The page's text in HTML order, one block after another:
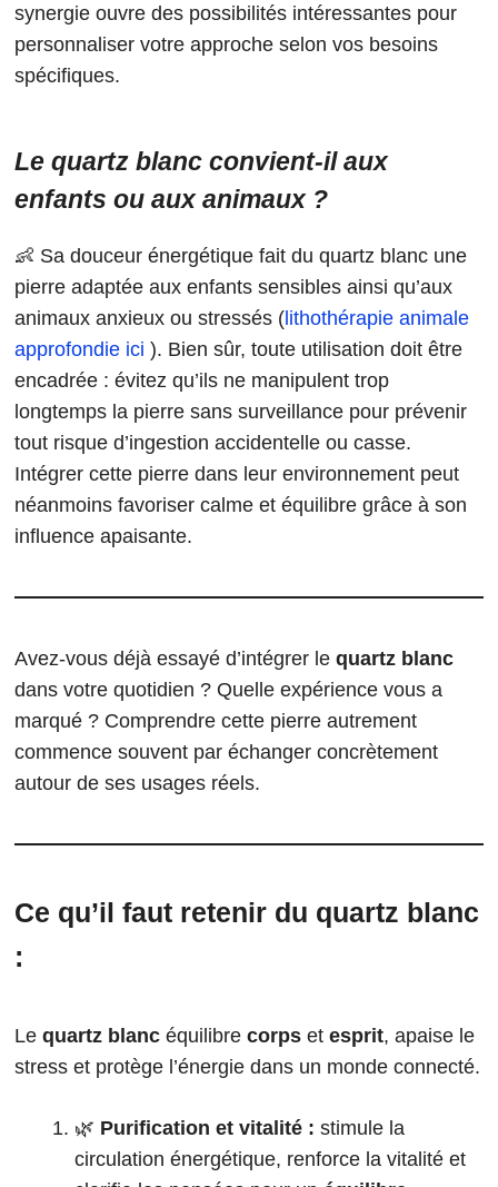
synergie ouvre des possibilités intéressantes pour
personnaliser votre approche selon vos besoins
spécifiques.
Le quartz blanc convient-il aux
enfants ou aux animaux ?
👶 Sa douceur énergétique fait du quartz blanc une
pierre adaptée aux enfants sensibles ainsi qu’aux
animaux anxieux ou stressés (lithothérapie animale
approfondie ici ). Bien sûr, toute utilisation doit être
encadrée : évitez qu’ils ne manipulent trop
longtemps la pierre sans surveillance pour prévenir
tout risque d’ingestion accidentelle ou casse.
Intégrer cette pierre dans leur environnement peut
néanmoins favoriser calme et équilibre grâce à son
influence apaisante.
Avez-vous déjà essayé d’intégrer le quartz blanc
dans votre quotidien ? Quelle expérience vous a
marqué ? Comprendre cette pierre autrement
commence souvent par échanger concrètement
autour de ses usages réels.
Ce qu’il faut retenir du quartz blanc
:
Le quartz blanc équilibre corps et esprit, apaise le
stress et protège l’énergie dans un monde connecté.
🌿 Purification et vitalité : stimule la
circulation énergétique, renforce la vitalité et